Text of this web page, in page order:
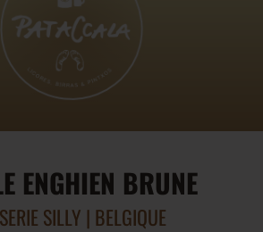
ENGHIEN BRUNE
SILLY | BELGIQUE